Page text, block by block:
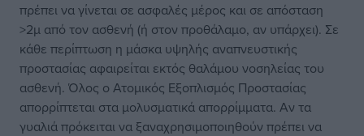
πρέπει να γίνεται σε ασφαλές μέρος και σε απόσταση
>2μ από τον ασθενή (ή στον προθάλαμο, αν υπάρχει). Σε
κάθε περίπτωση η μάσκα υψηλής αναπνευστικής
προστασίας αφαιρείται εκτός θαλάμου νοσηλείας του
ασθενή. Όλος ο Ατομικός Εξοπλισμός Προστασίας
απορρίπτεται στα μολυσματικά απορρίμματα. Αν τα
γυαλιά πρόκειται να ξαναχρησιμοποιηθούν πρέπει να